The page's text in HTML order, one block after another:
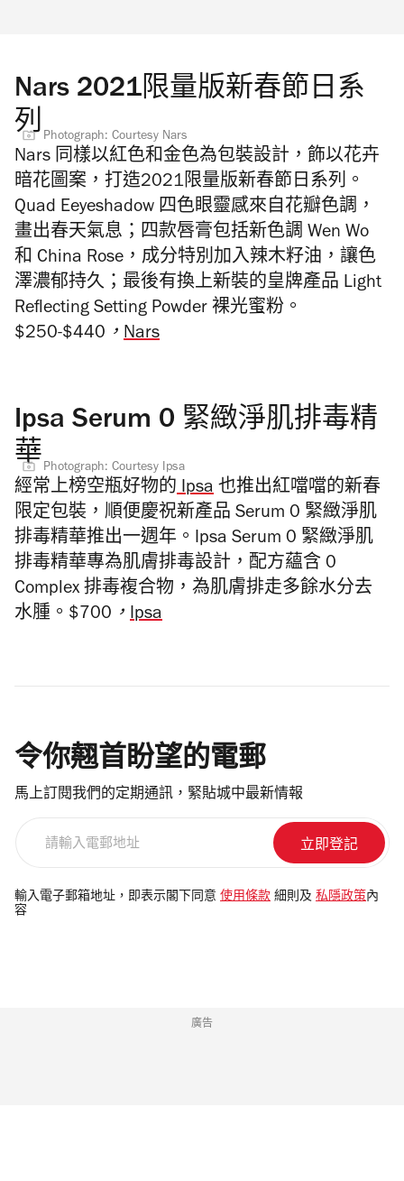
Nars 2021限量版新春節日系
列 Photograph: Courtesy Nars
Nars 同樣以紅色和金色為包裝設計，飾以花卉
暗花圖案，打造2021限量版新春節日系列。
Quad Eeyeshadow 四色眼靈感來自花瓣色調，
畫出春天氣息；四款唇膏包括新色調 Wen Wo
和 China Rose，成分特別加入辣木籽油，讓色
澤濃郁持久 ；最後有換上新裝的皇牌產品 Light
Reflecting Setting Powder 裸光蜜粉。
$250-$440， Nars
Ipsa Serum 0 緊緻淨肌排毒精
華 Photograph: Courtesy Ipsa
經常上榜空瓶好物的Ipsa 也推出紅噹噹的新春
限定包裝，順便慶祝新產品 Serum 0 緊緻淨肌
排毒精華推出一週年。Ipsa Serum 0 緊緻淨肌
排毒精華專為肌膚排毒設計，配方蘊含 0
Complex 排毒複合物，為肌膚排走多餘水分去
水腫。 $700， Ipsa
令你翹首盼望的電郵
馬上訂閱我們的定期通訊，緊貼城中最新情報
電
郵
輸入電子郵箱地址，即表示閣下同意 使用條款 細則及 私隱政策 內
容
廣告